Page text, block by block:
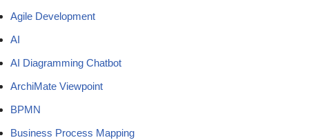
Agile Development
AI
AI Diagramming Chatbot
ArchiMate Viewpoint
BPMN
Business Process Mapping